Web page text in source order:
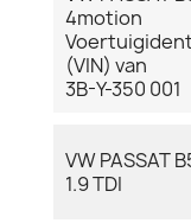
4motion
(VIN) van
3B-Y-350 001
VW PASSAT
1.9 TDI